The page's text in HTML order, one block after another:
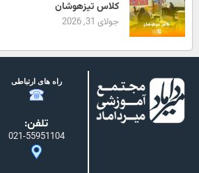
کلاس تیزهوشان
جولای 31, 2026
راه های ارتباطی
تلفن:
021-55951104